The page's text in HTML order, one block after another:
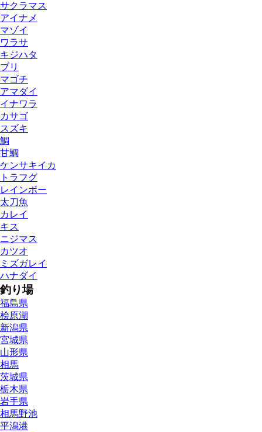
サクラマス
アイナメ
マゾイ
ワラサ
キジハタ
ブリ
マゴチ
アマダイ
イナワラ
カサゴ
スズキ
鯛
甘鯛
ケンサキイカ
トラフグ
レインボー
太刀魚
カレイ
キス
ニジマス
カツオ
ミズガレイ
ハナダイ
釣り場
福島県
桧原湖
新潟県
宮城県
山形県
相馬
茨城県
栃木県
岩手県
相馬野池
平潟港